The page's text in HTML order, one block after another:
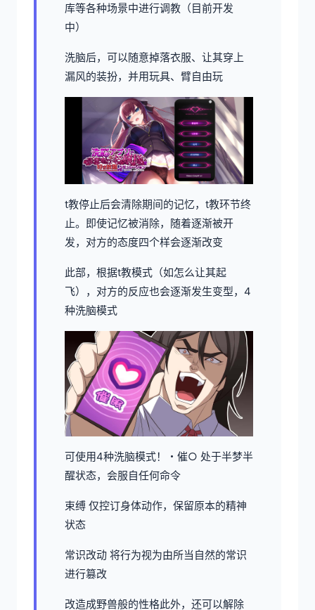
库等各种场景中进行调教（目前开发
中）
洗脑后，可以随意掉落衣服、让其穿上
漏风的装扮，并用玩具、臂自由玩
t教停止后会清除期间的记忆，t教环节终
止。即使记忆被消除，随着逐渐被开
发，对方的态度四个样会逐渐改变
此部，根据t教模式（如怎么让其起
飞），对方的反应也会逐渐发生变型，4
种洗脑模式
可使用4种洗脑模式！・催○ 处于半梦半
醒状态，会服自任何命令
束缚 仅控订身体动作，保留原本的精神
状态
常识改动 将行为视为由所当自然的常识
进行篡改
改造成野兽般的性格此外，还可以解除